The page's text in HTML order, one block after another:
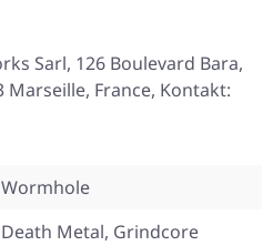
Sarl, 126 Boulevard Bara,
Marseille, France, Kontakt:
Wormhole
Death Metal, Grindcore